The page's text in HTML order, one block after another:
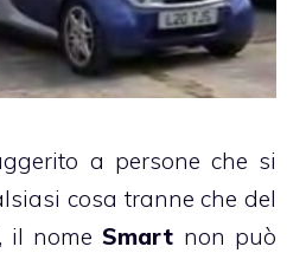
a persone che si
cosa tranne che del
il nomeSmart non può